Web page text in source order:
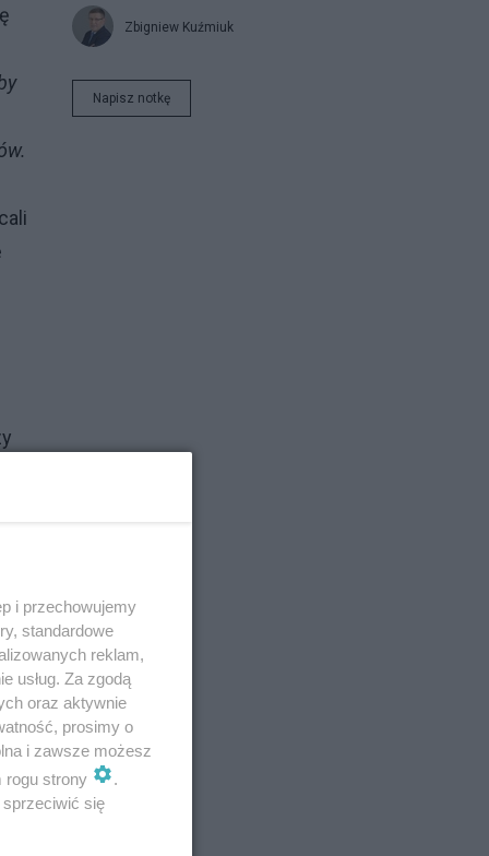
Zbigniew Kuźmiuk
Napisz notkę
i przechowujemy
standardowe
reklam,
usług. Za zgodą
oraz aktywnie
prosimy o
i zawsze możesz
rogu strony
.
się